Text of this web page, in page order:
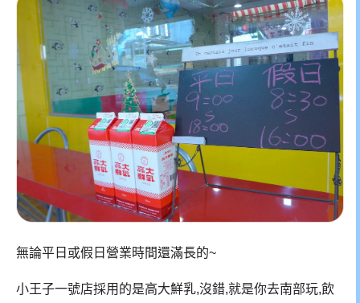
無論平日或假日營業時間還滿長的~
小王子一號店採用的是高大鮮乳,沒錯,就是你去南部玩,飲